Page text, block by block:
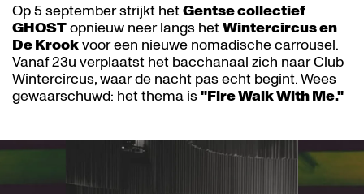
Op 5 september strijkt hetGentse collectief
GHOSTopnieuw neer langs hetWintercircus en
De Krookvoor een nieuwe nomadische carrousel.
Vanaf 23u verplaatst het bacchanaal zich naar Club
Wintercircus, waar de nacht pas echt begint. Wees
gewaarschuwd: het thema is"Fire Walk With Me."
Overslaan